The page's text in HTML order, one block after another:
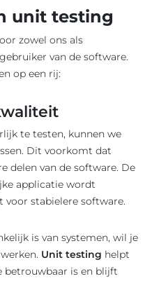
unit testing
zowel ons als
van de software.
op een rij:
te testen, kunnen we
Dit voorkomt dat
delen van de software. De
applicatie wordt
voor stabielere software.
is van systemen, wil je
Unit testing helpt
betrouwbaar is en blijft